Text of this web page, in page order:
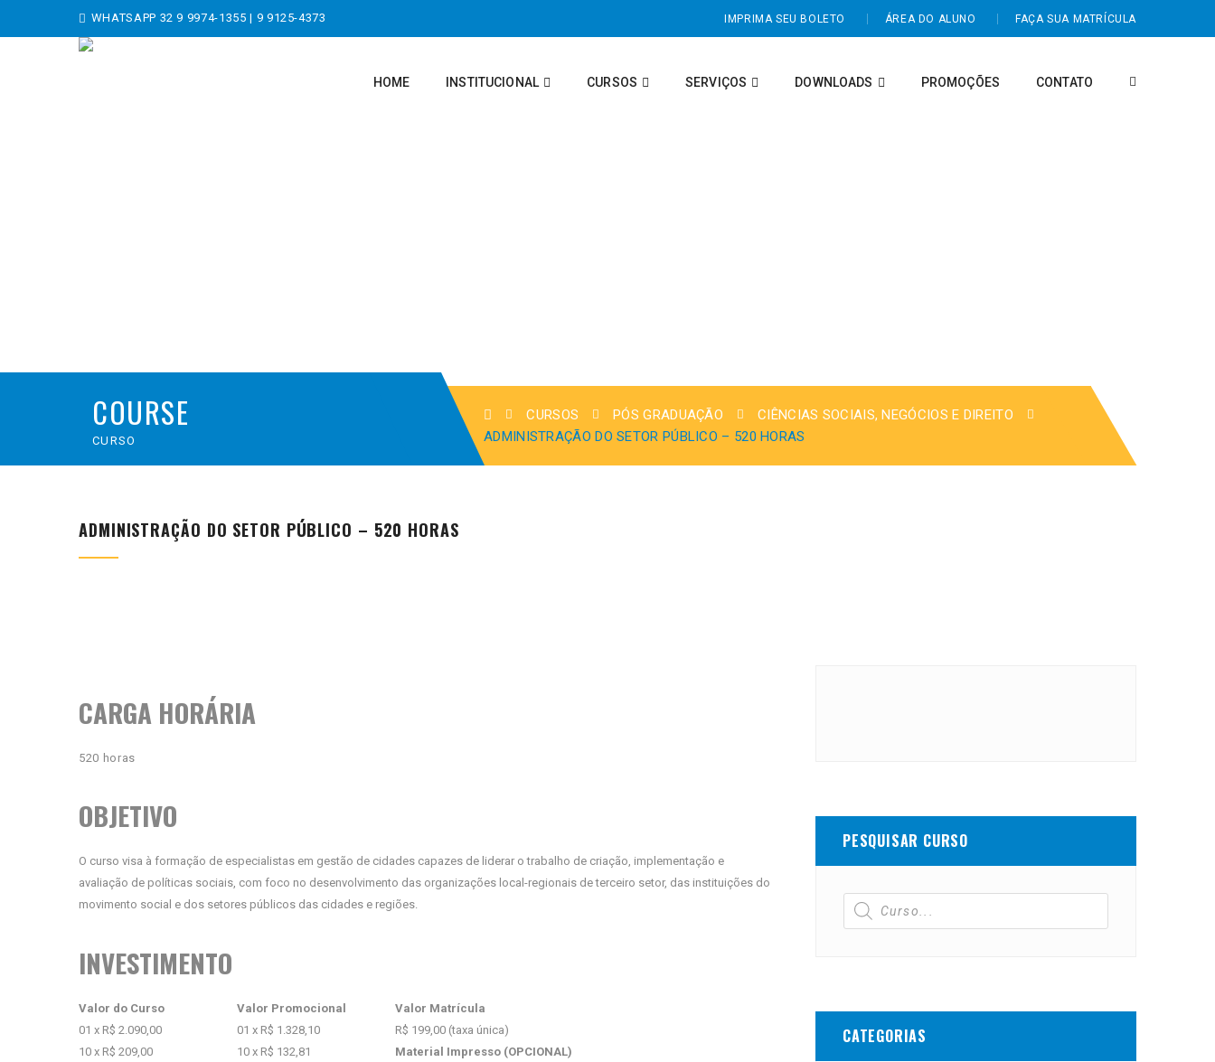
WHATSAPP 32 9 9974-1355| 9 9125-4373 IMPRIMA SEU BOLETO ÁREA DO ALUNO FAÇA SUA MATRÍCULA
HOME INSTITUCIONAL CURSOS SERVIÇOS DOWNLOADS PROMOÇÕES CONTATO
COURSE
CURSO
CURSOS PÓS GRADUAÇÃO
CIÊNCIAS SOCIAIS, NEGÓCIOS E DIREITO
ADMINISTRAÇÃO DO SETOR PÚBLICO – 520 HORAS
ADMINISTRAÇÃO DO SETOR PÚBLICO – 520 HORAS
CARGA HORÁRIA
520 horas
OBJETIVO
O curso visa à formação de especialistas em gestão de cidades capazes de liderar o trabalho de criação, implementação e
avaliação de políticas sociais, com foco no desenvolvimento das organizações local-regionais de terceiro setor, das instituições do
movimento social e dos setores públicos das cidades e regiões.
INVESTIMENTO
Valor do Curso Valor Promocional
Valor Matrícula
01 x R$ 2.090,00
01 x R$ 1.328,10
R$ 199,00 (taxa única)
10 x R$ 209,00
10 x R$ 132,81 Material Impresso (OPCIONAL)
PESQUISAR CURSO
CATEGORIAS